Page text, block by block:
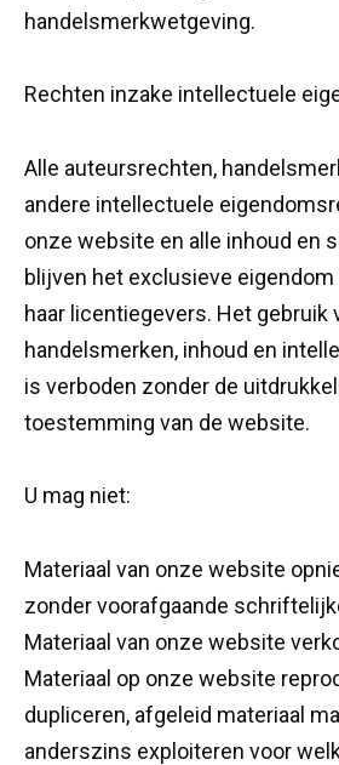
handelsmerkwetgeving.
Rechten inzake intellectuele
Alle auteursrechten,
andere intellectuele
onze website en alle inhoud en
blijven het exclusieve
haar licentiegevers. Het gebruik
handelsmerken, inhoud en
is verboden zonder de
toestemming van de website.
U mag niet:
Materiaal van onze website
zonder voorafgaande
Materiaal van onze website
Materiaal op onze website
dupliceren, afgeleid materiaal
anderszins exploiteren voor